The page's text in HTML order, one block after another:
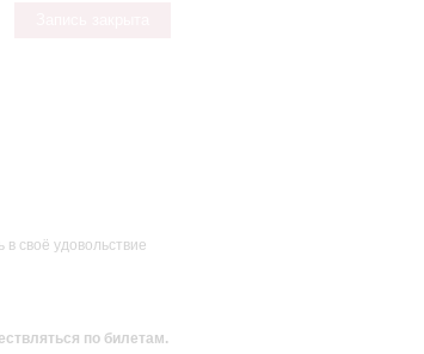
своё удовольствие
по билетам.